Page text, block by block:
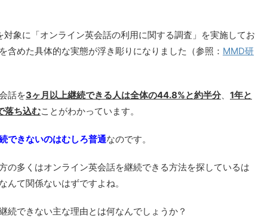
象に「オンライン英会話の利用に関する調査」を実施してお
含めた具体的な実態が浮き彫りになりました（参照： MMD研
話を3ヶ月以上継続できる人は全体の44.8%と約半分、 1年と
落ち込むことがわかっています。
できないのはむしろ普通なのです。
の多くはオンライン英会話を継続できる方法を探しているは
んて関係ないはずですよね。
続できない主な理由とは何なんでしょうか？